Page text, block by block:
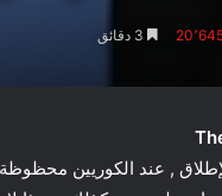
, عند الكوريين